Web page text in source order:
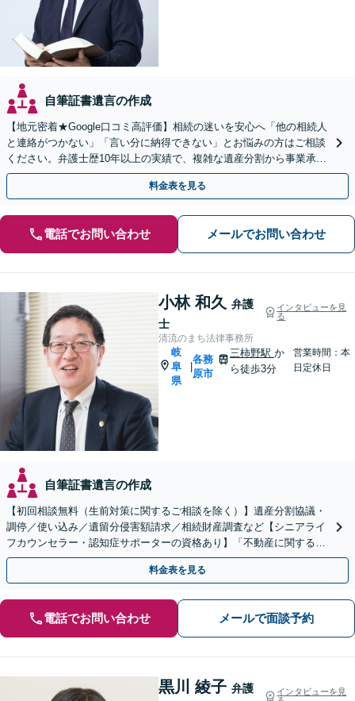
自筆証書遺言の作成
【地元密着★Google口コミ高評価】相続の迷いを安心へ「他の相続人
と連絡がつかない」「言い分に納得できない」とお悩みの方はご相談
ください。弁護士歴10年以上の実績で、複雑な遺産分割から事業承継
まで幅広く対応【休日・夜間相談可｜駐車場あり】
料金表を見る
電話でお問い合わせ メールでお問い合わせ
小林 和久 弁護
士
インタビューを見
る
清流のまち法律事務所
岐
阜
県
各務
原市
三柿野駅か
ら徒歩3分
営業時間：本
日定休日
自筆証書遺言の作成
【初回相談無料（生前対策に関するご相談を除く）】遺産分割協議・
調停／使い込み／遺留分侵害額請求／相続財産調査など【シニアライ
フカウンセラー・認知症サポーターの資格あり】「不動産に関する相
続もお任せください」【当日・夜間相談可（要相談）】
料金表を見る
電話でお問い合わせ メールで面談予約
黒川 綾子 弁護
インタビューを見